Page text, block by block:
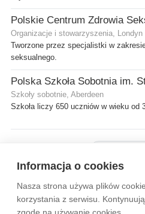
Informacja o cookies
Nasza strona używa plików
korzystania z serwisu.
Organizacje i stowarzyszenia, Londyn
Tworzone przez specjalistki w
seksualnego.
Szkoły sobotnie, Aberdeen
Szkoła liczy 650 uczniów w wieku od
Wytyczne dla społeczności